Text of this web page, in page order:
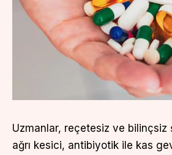
Uzmanlar, reçetesiz ve bilinçsiz
ağrı kesici, antibiyotik ile kas